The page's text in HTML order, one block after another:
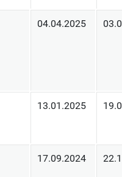
04.04.2025
13.01.2025
17.09.2024